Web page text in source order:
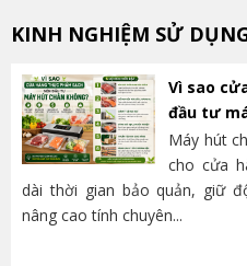
KINH NGHIỆM SỬ
Vì sao
đầu tư
Máy hút
cho cửa
dài thời gian bảo quản, giữ
nâng cao tính chuyên...